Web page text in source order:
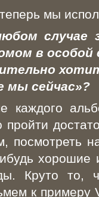
мы
в особой
мы сейчас»?
посмотреть
Круто то,
к примеру